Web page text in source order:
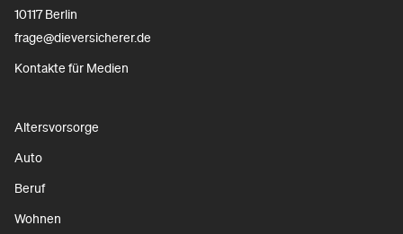
10117 Berlin
frage@dieversicherer.de
Kontakte für Medien
Altersvorsorge
Auto
Beruf
Wohnen